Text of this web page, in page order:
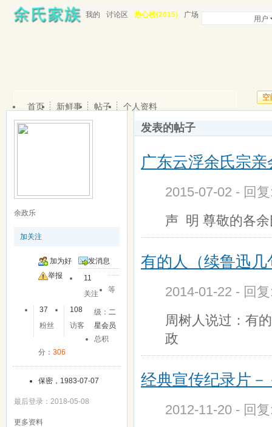
我的 讨论区 热心榜(2015) 广场 用户
空
首页 新鲜事 帖子 个人资料
余政乐
加关注
加为好
友
发消息
举报
11
关注
37
粉丝
108
访客
等
级：二
星会员
总积
分： 306
保密，1983-07-07
最后登录：2018-05-08
更多资料
发表的帖子
广东云浮余氏宗亲
2015-07-02 - 回
声 明 尊敬的各
有的人（续鲁迅几
2014-01-22 - 回
周树人说过：有
政
经典宣传纪录片
2012-11-20 - 回